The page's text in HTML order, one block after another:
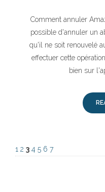
Comment annuler
possible d'annuler un
qu'il ne soit renouvelé
effectuer cette
bien sur
1 2 3 4 5 6 7